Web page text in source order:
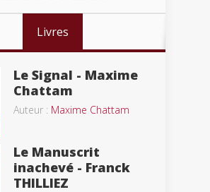
Livres
Le Signal - Maxime
Chattam
Auteur : Maxime Chattam
Le Manuscrit
inachevé - Franck
THILLIEZ